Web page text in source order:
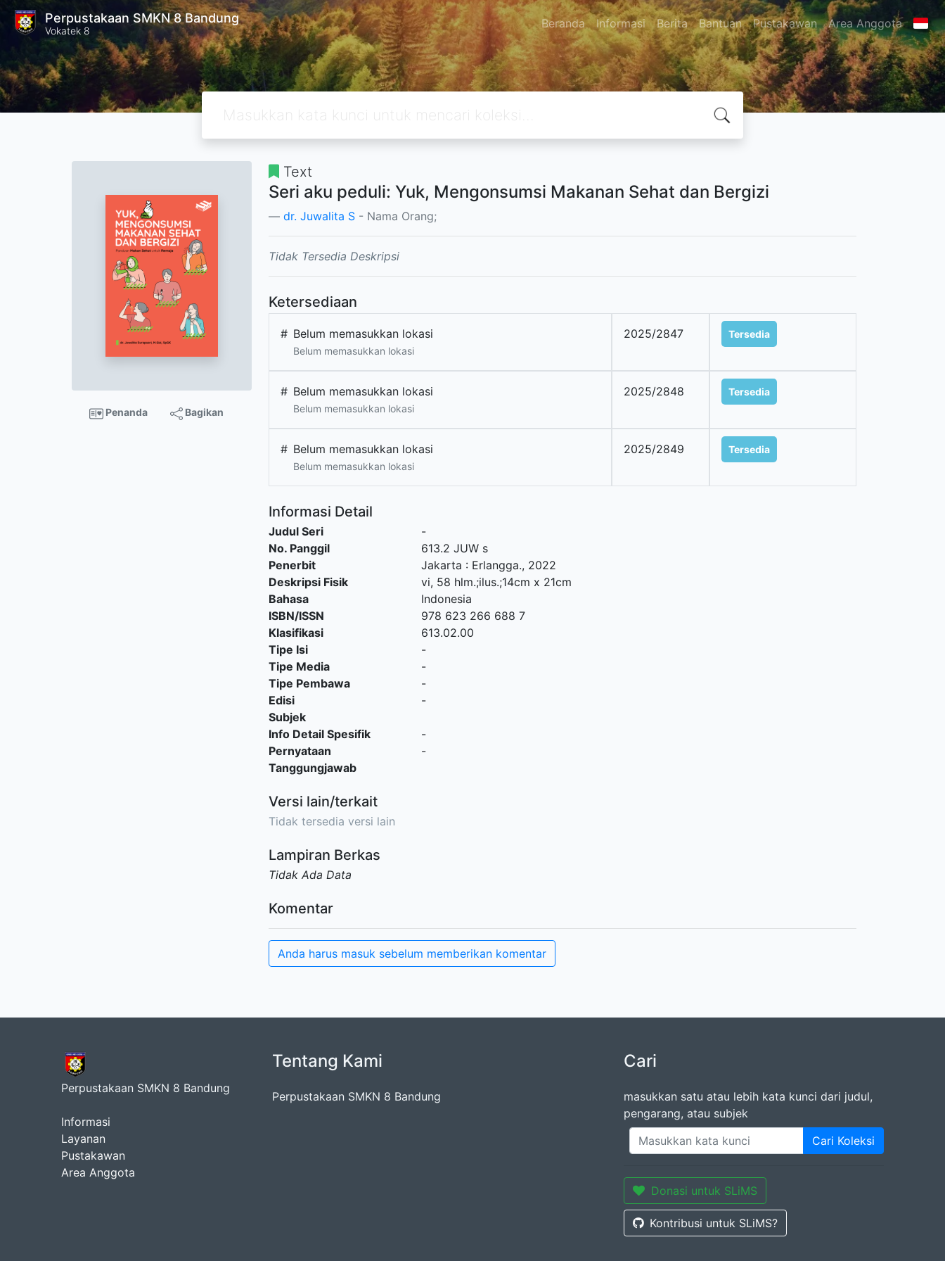
Perpustakaan SMKN 8 Bandung
Vokatek 8 Beranda Informasi Berita Bantuan Pustakawan Area Anggota
Penanda Bagikan
Text
Seri aku peduli: Yuk, Mengonsumsi Makanan Sehat dan Bergizi
dr. Juwalita S - Nama Orang;
Tidak Tersedia Deskripsi
Ketersediaan
# Belum memasukkan lokasi
Belum memasukkan lokasi
2025/2847 Tersedia
# Belum memasukkan lokasi
Belum memasukkan lokasi
2025/2848 Tersedia
# Belum memasukkan lokasi
Belum memasukkan lokasi
2025/2849 Tersedia
Informasi Detail
Judul Seri
-
No. Panggil
613.2 JUW s
Penerbit
Jakarta : Erlangga., 2022
Deskripsi Fisik
vi, 58 hlm.;ilus.;14cm x 21cm
Bahasa
Indonesia
ISBN/ISSN
978 623 266 688 7
Klasifikasi
613.02.00
Tipe Isi
-
Tipe Media
-
Tipe Pembawa
-
Edisi
-
Subjek
Info Detail Spesifik
-
Pernyataan
Tanggungjawab
-
Versi lain/terkait
Tidak tersedia versi lain
Lampiran Berkas
Tidak Ada Data
Komentar
Anda harus masuk sebelum memberikan komentar
Perpustakaan SMKN 8 Bandung
Informasi
Layanan
Pustakawan
Area Anggota
Tentang Kami
Perpustakaan SMKN 8 Bandung
Cari
masukkan satu atau lebih kata kunci dari judul,
pengarang, atau subjek
Cari Koleksi
Donasi untuk SLiMS
Kontribusi untuk SLiMS?